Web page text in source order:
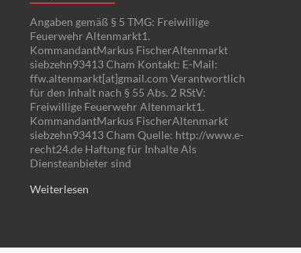
Angaben gemäß § 5 TMG: Freiwillige
Feuerwehr Altenmarkt1.
KommandantMarkus FischerAltenmarkt
siebzehn93413 Cham Kontakt: E-Mail:
ffw.altenmarkt[at]gmail.com Verantwortlich
für den Inhalt nach § 55 Abs. 2 RStV:
Freiwillige Feuerwehr Altenmarkt1.
KommandantMarkus FischerAltenmarkt
siebzehn93413 Cham Quelle: http://www.e-
recht24.de Haftung für Inhalte Als
Diensteanbieter sind
Weiterlesen